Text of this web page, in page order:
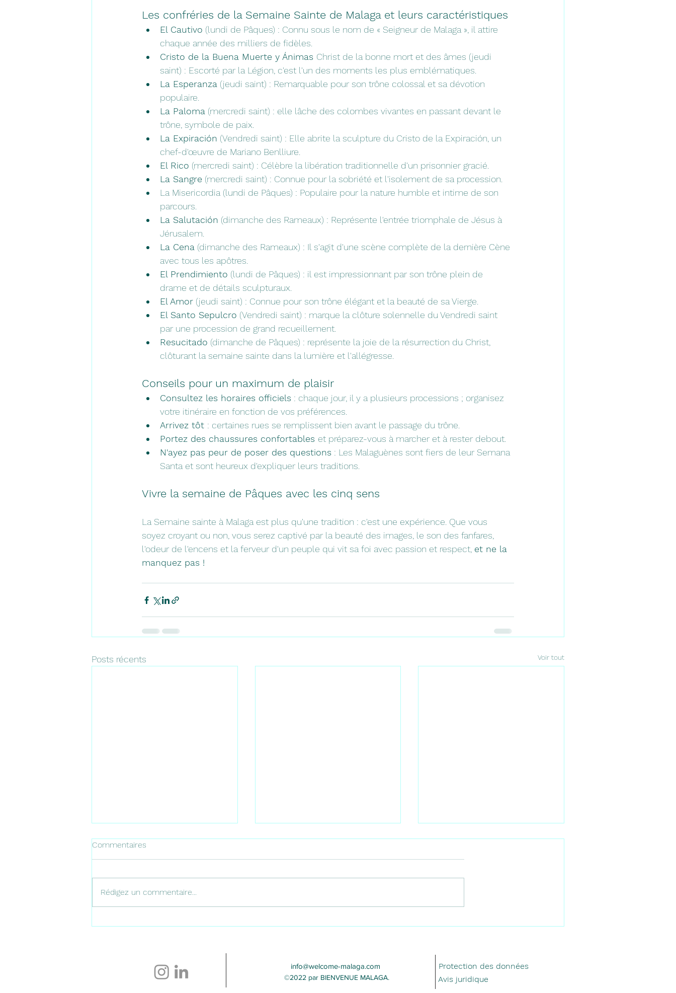
Les confréries de la Semaine Sainte de Malaga et leurs caractéristiques
El Cautivo (lundi de Pâques) : Connu sous le nom de « Seigneur de Malaga », il attire
chaque année des milliers de fidèles.
Cristo de la Buena Muerte y Ánimas Christ de la bonne mort et des âmes (jeudi
saint) : Escorté par la Légion, c'est l'un des moments les plus emblématiques.
La Esperanza (jeudi saint) : Remarquable pour son trône colossal et sa dévotion
populaire.
La Paloma (mercredi saint) : elle lâche des colombes vivantes en passant devant le
trône, symbole de paix.
La Expiración (Vendredi saint) : Elle abrite la sculpture du Cristo de la Expiración, un
chef-d'œuvre de Mariano Benlliure.
El Rico (mercredi saint) : Célèbre la libération traditionnelle d'un prisonnier gracié.
La Sangre (mercredi saint) : Connue pour la sobriété et l'isolement de sa procession.
La Misericordia (lundi de Pâques) : Populaire pour la nature humble et intime de son
parcours.
La Salutación (dimanche des Rameaux) : Représente l'entrée triomphale de Jésus à
Jérusalem.
La Cena (dimanche des Rameaux) : Il s'agit d'une scène complète de la dernière Cène
avec tous les apôtres.
El Prendimiento (lundi de Pâques) : il est impressionnant par son trône plein de
drame et de détails sculpturaux.
El Amor (jeudi saint) : Connue pour son trône élégant et la beauté de sa Vierge.
El Santo Sepulcro (Vendredi saint) : marque la clôture solennelle du Vendredi saint
par une procession de grand recueillement.
Resucitado (dimanche de Pâques) : représente la joie de la résurrection du Christ,
clôturant la semaine sainte dans la lumière et l'allégresse.
Conseils pour un maximum de plaisir
Consultez les horaires officiels : chaque jour, il y a plusieurs processions ; organisez
votre itinéraire en fonction de vos préférences.
Arrivez tôt : certaines rues se remplissent bien avant le passage du trône.
Portez des chaussures confortables et préparez-vous à marcher et à rester debout.
N'ayez pas peur de poser des questions : Les Malaguènes sont fiers de leur Semana
Santa et sont heureux d'expliquer leurs traditions.
Vivre la semaine de Pâques avec les cinq sens
La Semaine sainte à Malaga est plus qu'une tradition : c'est une expérience. Que vous
soyez croyant ou non, vous serez captivé par la beauté des images, le son des fanfares,
l'odeur de l'encens et la ferveur d'un peuple qui vit sa foi avec passion et respect, et ne la
manquez pas !
Posts récents Voir tout
installer
Commentaires
Rédigez un commentaire...
info@welcome-malaga.com
©2022 par BIENVENUE MALAGA.
Protection des données
Avis juridique